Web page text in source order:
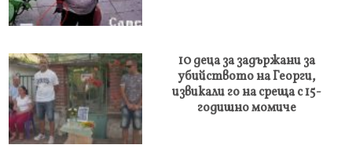
10 деца за задържани за
убийството на Георги,
извикали го на среща с 15-
годишно момиче